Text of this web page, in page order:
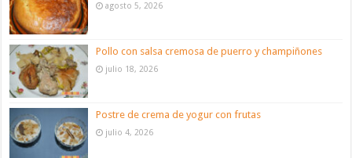
agosto 5, 2026
Pollo con salsa cremosa de puerro y champiñones
julio 18, 2026
Postre de crema de yogur con frutas
julio 4, 2026